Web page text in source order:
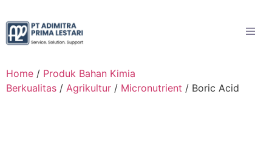
Home / Produk Bahan Kimia
Berkualitas / Agrikultur / Micronutrient / Boric Acid